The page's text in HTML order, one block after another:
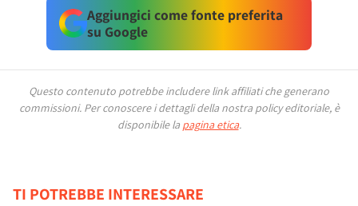
Aggiungici come fonte preferita
su Google
Questo contenuto potrebbe includere link affiliati che generano
commissioni. Per conoscere i dettagli della nostra policy editoriale, è
disponibile la pagina etica.
TI POTREBBE INTERESSARE